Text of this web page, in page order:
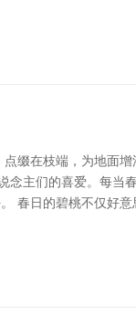
缀在枝端，为地面增
念主们的喜爱。每当
春日的碧桃不仅好